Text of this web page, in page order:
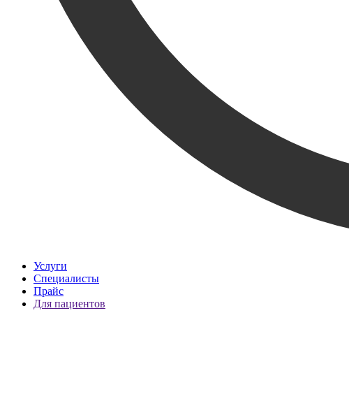
Услуги
Специалисты
Прайс
Для пациентов